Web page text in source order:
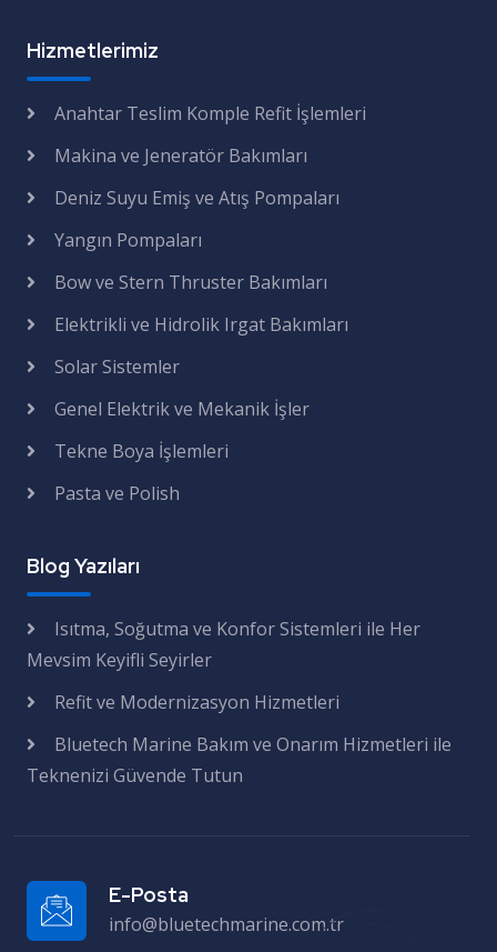
Hizmetlerimiz
Anahtar Teslim Komple Refit İşlemleri
Makina ve Jeneratör Bakımları
Deniz Suyu Emiş ve Atış Pompaları
Yangın Pompaları
Bow ve Stern Thruster Bakımları
Elektrikli ve Hidrolik Irgat Bakımları
Solar Sistemler
Genel Elektrik ve Mekanik İşler
Tekne Boya İşlemleri
Pasta ve Polish
Blog Yazıları
Isıtma, Soğutma ve Konfor Sistemleri ile Her
Mevsim Keyifli Seyirler
Refit ve Modernizasyon Hizmetleri
Bluetech Marine Bakım ve Onarım Hizmetleri ile
Teknenizi Güvende Tutun
E-Posta
info@bluetechmarine.com.tr